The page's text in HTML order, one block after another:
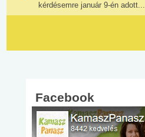
kérdésemre január 9-én adott...
Facebook